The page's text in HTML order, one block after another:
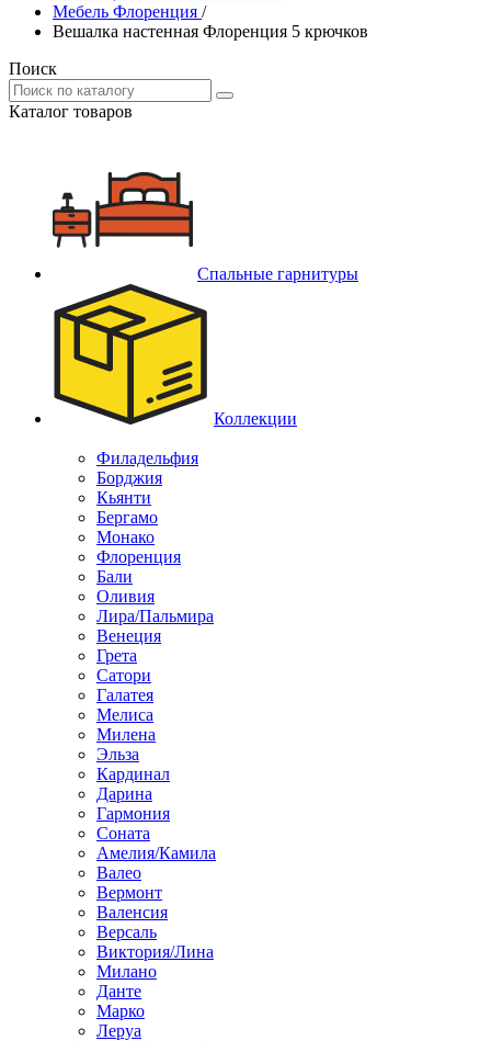
Мебель Флоренция /
Вешалка настенная Флоренция 5 крючков
Поиск
Каталог товаров
Спальные гарнитуры
Коллекции
Филадельфия
Борджия
Кьянти
Бергамо
Монако
Флоренция
Бали
Оливия
Лира/Пальмира
Венеция
Грета
Сатори
Галатея
Мелиса
Милена
Эльза
Кардинал
Дарина
Гармония
Соната
Амелия/Камила
Валео
Вермонт
Валенсия
Версаль
Виктория/Лина
Милано
Данте
Марко
Леруа